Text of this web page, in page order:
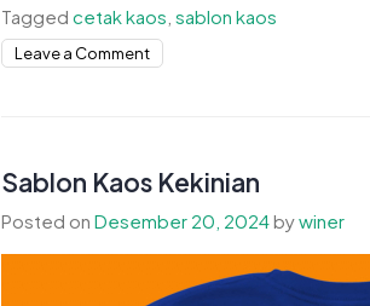
Tagged cetak kaos sablon kaos
Leave a Commenton
Sablon Kaos Kekinian
Posted on Desember 20, 2024bywiner